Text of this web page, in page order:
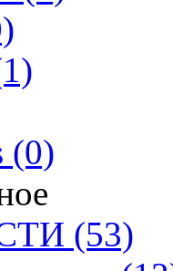
(0)
(53)